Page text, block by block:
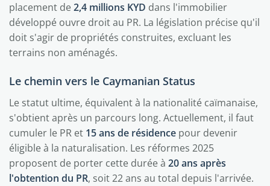
placement de2,4 millions KYD dans l'immobilier
développé ouvre droit au PR. La législation précise qu'il
doit s'agir de propriétés construites, excluant les
terrains non aménagés.
Le chemin vers le Caymanian Status
Le statut ultime, équivalent à la nationalité caïmanaise,
s'obtient après un parcours long. Actuellement, il faut
cumuler le PR et 15 ans de résidence pour devenir
éligible à la naturalisation. Les réformes 2025
proposent de porter cette durée à 20 ans après
l'obtention du PR, soit 22 ans au total depuis l'arrivée.